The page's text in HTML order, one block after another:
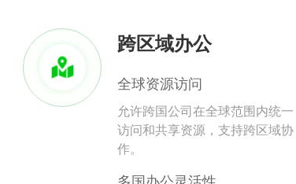
跨区域办公
全球资源访问
允许跨国公司在全球范围内统一
访问和共享资源，支持跨区域协
作。